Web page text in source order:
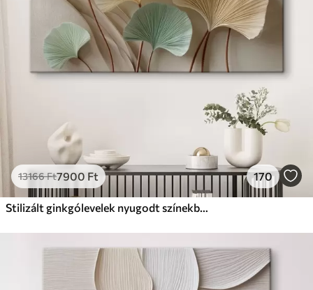
Ft
Élénk, gazdag színek
Fakulásálló
✓Biztonságos, szagtalan tinta
Eco-Prémium
Tól12405Ft
✓Élénk, gazdag színek
✓Fakulásálló
Környezetbarát anyag
13166Ft7900 Ft 170
Stilizált ginkgólevelek nyugodt színekben